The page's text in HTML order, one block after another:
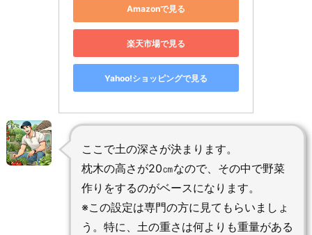
Amazonで見る
楽天市場で見る
Yahoo!ショッピングで見る
ここで土の深さが決まります。
枕木の高さが20㎝なので、その中で野菜
作りをするのがベースになります。
※この設定は専門の方に見てもらいましょ
う。特に、土の重さは何よりも重量がある